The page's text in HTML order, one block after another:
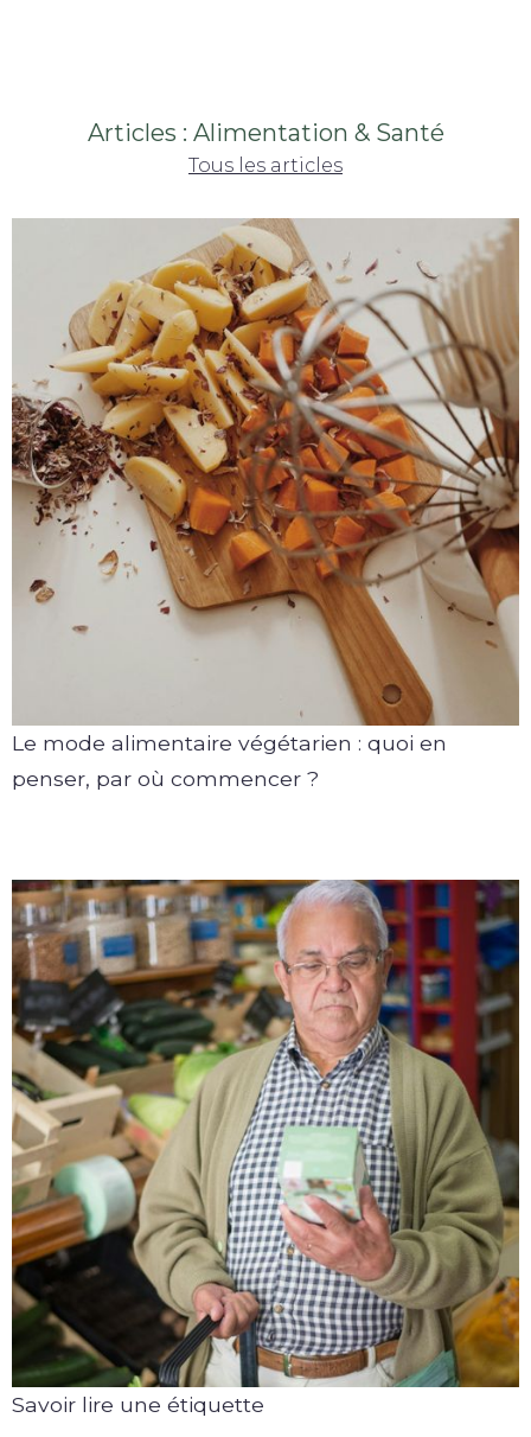
Articles : Alimentation & Santé
Tous les articles
Le mode alimentaire végétarien : quoi en
penser, par où commencer ?
Savoir lire une étiquette